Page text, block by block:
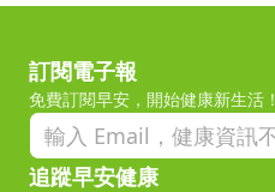
訂閱電子報
免費訂閱早安，開始健康新生活！
追蹤早安健康